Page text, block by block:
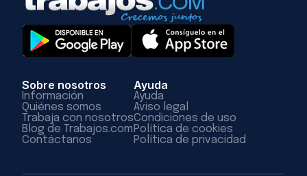
Sobre nosotros
Información
Quiénes somos
Trabaja con nosotros
Blog de Trabajos.com
Contáctanos
Ayuda
Ayuda
Aviso legal
Condiciones de uso
Política de cookies
Política de privacidad